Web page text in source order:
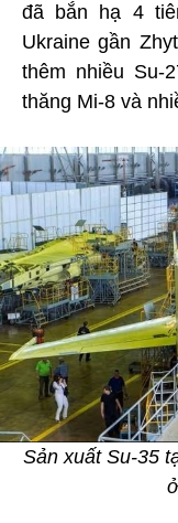
đã bắn hạ 4
Ukraine gần
thêm nhiều Su-
thăng Mi-8 và
Sản xuất Su-35